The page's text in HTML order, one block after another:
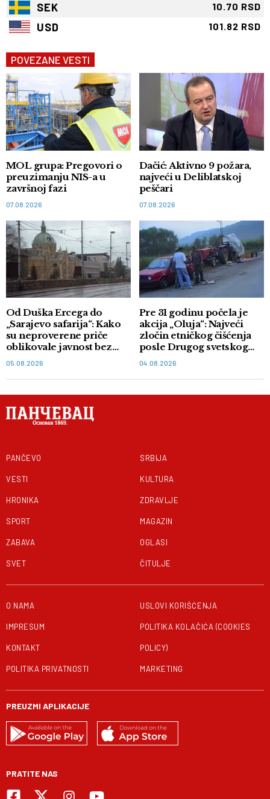
SEK 10.70 RSD
USD 101.82 RSD
POVEZANE VESTI
MOL grupa: Pregovori o
preuzimanju NIS-a u
završnoj fazi
07.08.2026
Dačić: Aktivno 9 požara,
najveći u Deliblatskoj
peščari
07.08.2026
Od Duška Ercega do
„Sarajevo safarija“: Kako
su neproverene priče
oblikovale javnost bez
dokaza
05.08.2026
Pre 31 godinu počela je
akcija „Oluja“: Najveći
zločin etničkog čišćenja
posle Drugog svetskog
rata
04.08.2026
PANČEVO
VESTI
HRONIKA
SPORT
ZABAVA
SVET
SRBIJA
KULTURA
ZDRAVLJE
MAGAZIN
OGLASI
ČITULJE
O NAMA
IMPRESUM
KONTAKT
POLITIKA PRIVATNOSTI
USLOVI KORIŠĆENJA
POLITIKA KOLAČIĆA (COOKIES
POLICY)
MARKETING
PREUZMI APLIKACIJE
PRATITE NAS